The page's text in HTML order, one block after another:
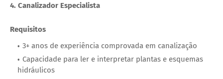
4. Canalizador Especialista
Requisitos
3+ anos de experiência comprovada em canalização
Capacidade para ler e interpretar plantas e esquemas
hidráulicos